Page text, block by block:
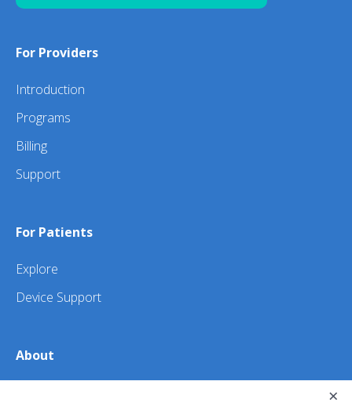
For Providers
Introduction
Programs
Billing
Support
For Patients
Explore
Device Support
About
×